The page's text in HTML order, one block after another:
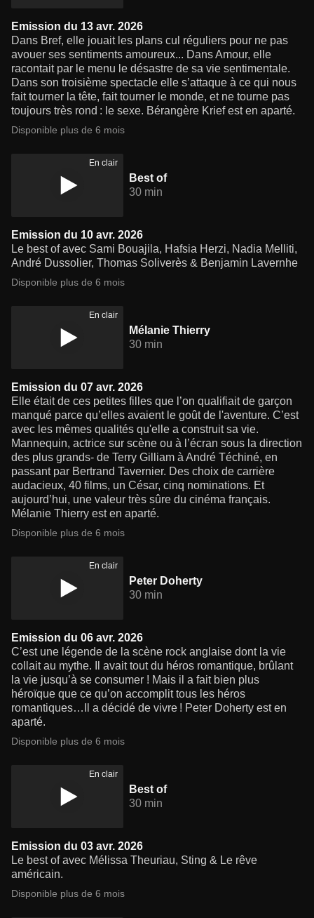
Emission du 13 avr. 2026
Dans Bref, elle jouait les plans cul réguliers pour ne pas
avouer ses sentiments amoureux... Dans Amour, elle
racontait par le menu le désastre de sa vie sentimentale.
Dans son troisième spectacle elle s’attaque à ce qui nous
fait tourner la tête, fait tourner le monde, et ne tourne pas
toujours très rond : le sexe. Bérangère Krief est en aparté.
Disponible plus de 6 mois
En clair
Best of
30 min
Emission du 10 avr. 2026
Le best of avec Sami Bouajila, Hafsia Herzi, Nadia Melliti,
André Dussolier, Thomas Soliverès & Benjamin Lavernhe
Disponible plus de 6 mois
En clair
Mélanie Thierry
30 min
Emission du 07 avr. 2026
Elle était de ces petites filles que l’on qualifiait de garçon
manqué parce qu’elles avaient le goût de l'aventure. C’est
avec les mêmes qualités qu'elle a construit sa vie.
Mannequin, actrice sur scène ou à l’écran sous la direction
des plus grands- de Terry Gilliam à André Téchiné, en
passant par Bertrand Tavernier. Des choix de carrière
audacieux, 40 films, un César, cinq nominations. Et
aujourd’hui, une valeur très sûre du cinéma français.
Mélanie Thierry est en aparté.
Disponible plus de 6 mois
En clair
Peter Doherty
30 min
Emission du 06 avr. 2026
C’est une légende de la scène rock anglaise dont la vie
collait au mythe. Il avait tout du héros romantique, brûlant
la vie jusqu’à se consumer ! Mais il a fait bien plus
héroïque que ce qu’on accomplit tous les héros
romantiques…Il a décidé de vivre ! Peter Doherty est en
aparté.
Disponible plus de 6 mois
En clair
Best of
30 min
Emission du 03 avr. 2026
Le best of avec Mélissa Theuriau, Sting & Le rêve
américain.
Disponible plus de 6 mois